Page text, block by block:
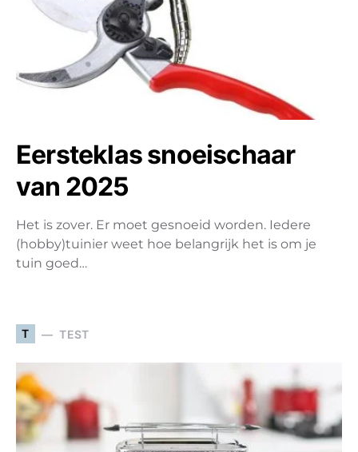
Eersteklas snoeischaar
van 2025
Het is zover. Er moet gesnoeid worden. Iedere
(hobby)tuinier weet hoe belangrijk het is om je
tuin goed…
T TEST